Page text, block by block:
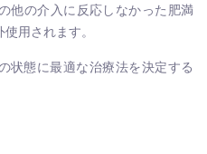
他の介入に反応しなかった肥満
用されます。
状態に最適な治療法を決定する